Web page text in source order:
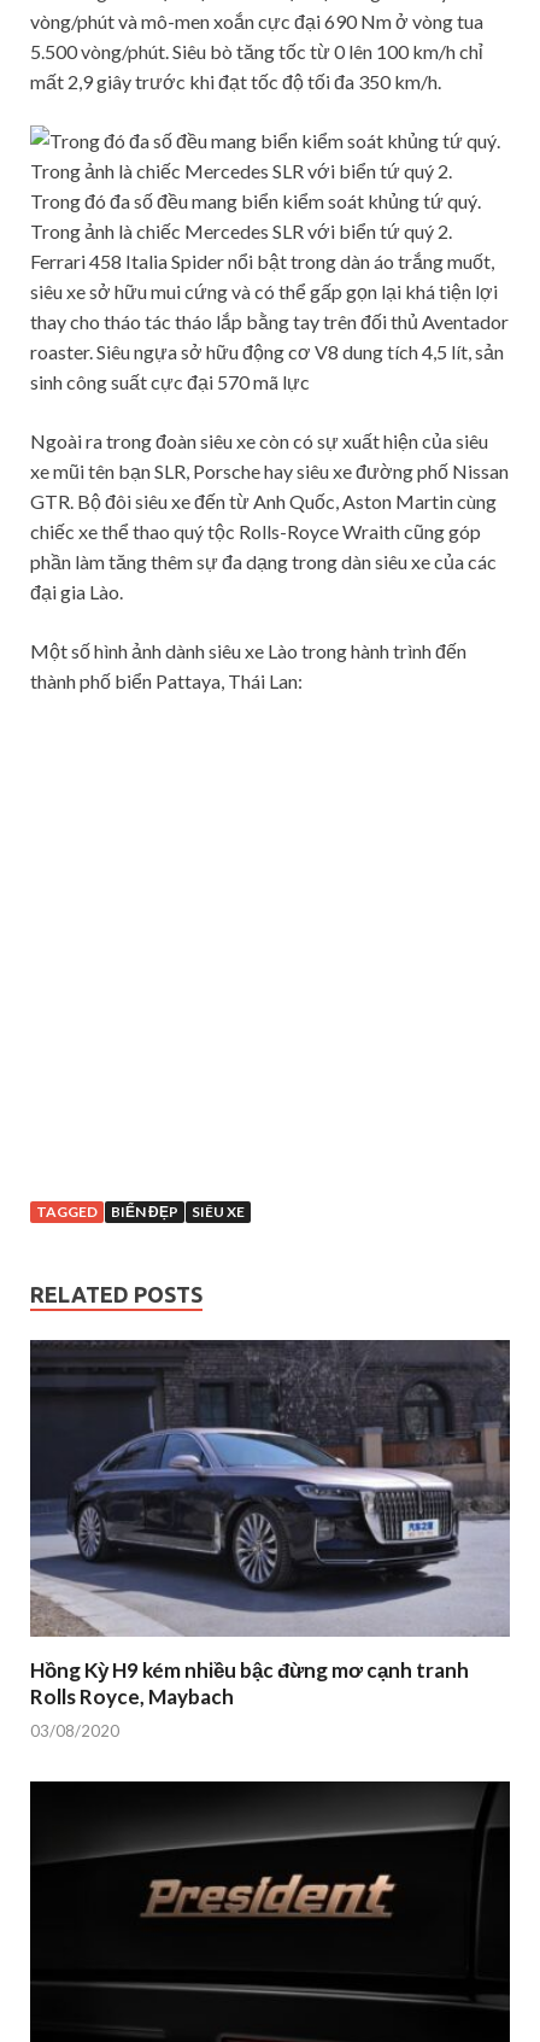
vòng/phút và mô-men xoắn cực đại 690 Nm ở vòng tua
5.500 vòng/phút. Siêu bò tăng tốc từ 0 lên 100 km/h chỉ
mất 2,9 giây trước khi đạt tốc độ tối đa 350 km/h.
Trong đó đa số đều mang biển kiểm soát khủng tứ quý.
Trong ảnh là chiếc Mercedes SLR với biển tứ quý 2.
Ferrari 458 Italia Spider nổi bật trong dàn áo trắng muốt,
siêu xe sở hữu mui cứng và có thể gấp gọn lại khá tiện lợi
thay cho tháo tác tháo lắp bằng tay trên đối thủ Aventador
roaster. Siêu ngựa sở hữu động cơ V8 dung tích 4,5 lít, sản
sinh công suất cực đại 570 mã lực
Ngoài ra trong đoàn siêu xe còn có sự xuất hiện của siêu
xe mũi tên bạn SLR, Porsche hay siêu xe đường phố Nissan
GTR. Bộ đôi siêu xe đến từ Anh Quốc, Aston Martin cùng
chiếc xe thể thao quý tộc Rolls-Royce Wraith cũng góp
phần làm tăng thêm sự đa dạng trong dàn siêu xe của các
đại gia Lào.
Một số hình ảnh dành siêu xe Lào trong hành trình đến
thành phố biển Pattaya, Thái Lan:
TAGGED BIỂN ĐẸP SIÊU XE
RELATED POSTS
Hồng Kỳ H9 kém nhiều bậc đừng mơ cạnh tranh
Rolls Royce, Maybach
03/08/2020